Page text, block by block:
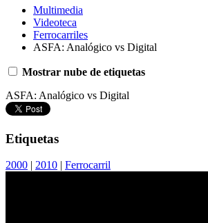
Multimedia
Videoteca
Ferrocarriles
ASFA: Analógico vs Digital
Mostrar nube de etiquetas
ASFA: Analógico vs Digital
Etiquetas
2000 | 2010 | Ferrocarril